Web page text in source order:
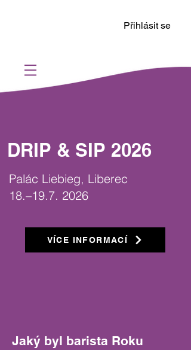
Přihlásit se
DRIP & SIP 2026
Palác Liebieg, Liberec
18.–19.7. 2026
VÍCE INFORMACÍ
Jaký byl barista Roku